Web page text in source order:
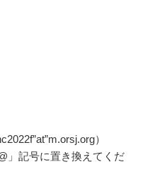
）
」記号に置き換えてくだ